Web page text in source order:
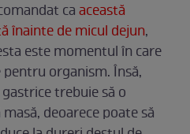
caaceastă
înainte de micul dejun,
este momentul în care
organism. Însă,
trebuie să o
deoarece poate să